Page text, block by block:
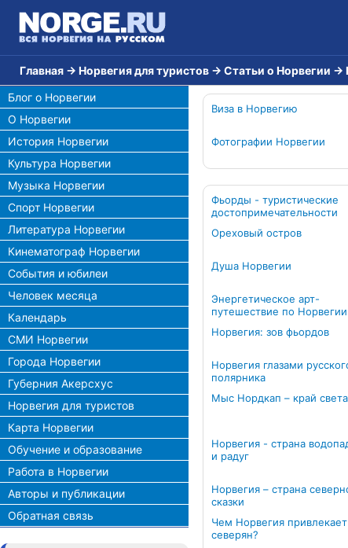
Главная → Норвегия для туристов → Статьи о Норвегии →
Блог о Норвегии
О Норвегии
История Норвегии
Культура Норвегии
Музыка Норвегии
Спорт Норвегии
Литература Норвегии
Кинематограф Норвегии
События и юбилеи
Человек месяца
Календарь
СМИ Норвегии
Города Норвегии
Губерния Акерсхус
Норвегия для туристов
Карта Норвегии
Обучение и образование
Работа в Норвегии
Авторы и публикации
Обратная связь
Виза в Норвегию
Фотографии Норвегии
Фьорды - туристические
достопримечательности
Ореховый остров
Душа Норвегии
Энергетическое арт-
путешествие по Норвегии
Норвегия: зов фьордов
Норвегия глазами
полярника
Мыс Нордкап – край света
Норвегия - страна
и радуг
Норвегия – страна
сказки
Чем Норвегия привлекает
северян?